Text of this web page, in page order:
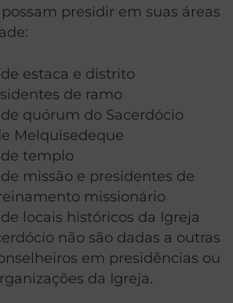
presidir em suas áreas
estaca e distrito
de ramo
quórum do Sacerdócio
Melquisedeque
templo
missão e presidentes de
missionário
locais históricos da Igreja
não são dadas a outras
em presidências ou
da Igreja.